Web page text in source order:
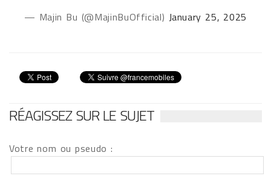
— Majin Bu (@MajinBuOfficial) January 25, 2025
RÉAGISSEZ SUR LE SUJET
Votre nom ou pseudo :